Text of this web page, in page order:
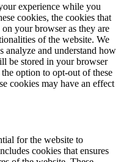
experience while you
cookies, the cookies that
on your browser as they are
of the website. We
analyze and understand how
be stored in your browser
option to opt-out of these
cookies may have an effect
for the website to
cookies that ensures